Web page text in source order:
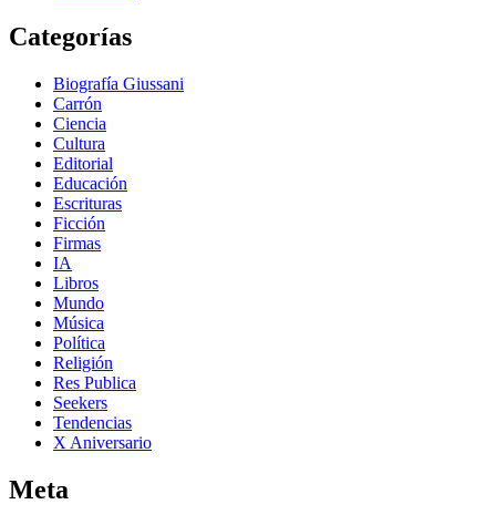
Categorías
Biografía Giussani
Carrón
Ciencia
Cultura
Editorial
Educación
Escrituras
Ficción
Firmas
IA
Libros
Mundo
Música
Política
Religión
Res Publica
Seekers
Tendencias
X Aniversario
Meta